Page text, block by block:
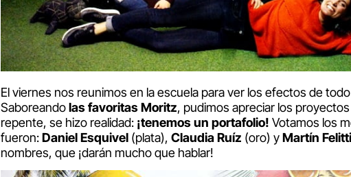
El viernes nos reunimos en la escuela para ver los efectos de
Saboreandolas favoritas Moritz, pudimos apreciar los
repente, se hizo realidad: ¡tenemos un portafolio! Votamos los
fueron:Daniel Esquivel (plata), Claudia Ruíz (oro) yMartín Felitti
nombres, que ¡darán mucho que hablar!